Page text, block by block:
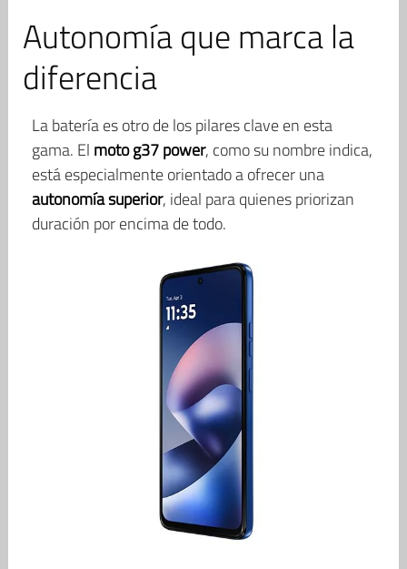
Autonomía que marca la
diferencia
La batería es otro de los pilares clave en esta
gama. El moto g37 power, como su nombre indica,
está especialmente orientado a ofrecer una
autonomía superior, ideal para quienes priorizan
duración por encima de todo.